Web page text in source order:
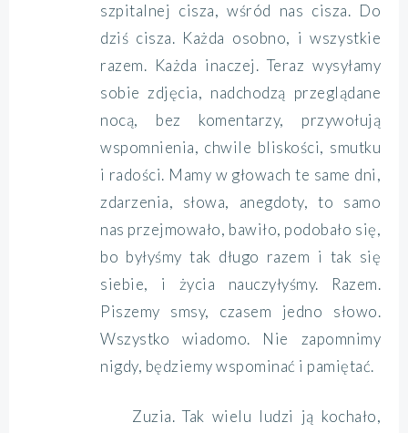
szpitalnej cisza, wśród nas cisza. Do
dziś cisza. Każda osobno, i wszystkie
razem. Każda inaczej. Teraz wysyłamy
sobie zdjęcia, nadchodzą przeglądane
nocą, bez komentarzy, przywołują
wspomnienia, chwile bliskości, smutku
i radości. Mamy w głowach te same dni,
zdarzenia, słowa, anegdoty, to samo
nas przejmowało, bawiło, podobało się,
bo byłyśmy tak długo razem i tak się
siebie, i życia nauczyłyśmy. Razem.
Piszemy smsy, czasem jedno słowo.
Wszystko wiadomo. Nie zapomnimy
nigdy, będziemy wspominać i pamiętać.
Zuzia. Tak wielu ludzi ją kochało,